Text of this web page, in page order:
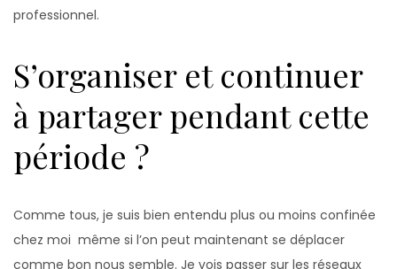
professionnel.
S’organiser et continuer
à partager pendant cette
période ?
Comme tous, je suis bien entendu plus ou moins confinée
chez moi même si l’on peut maintenant se déplacer
comme bon nous semble. Je vois passer sur les réseaux